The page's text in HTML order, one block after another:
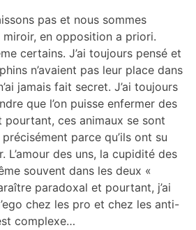
pas et nous sommes
miroir, en opposition a priori.
certains. J’ai toujours pensé et
n’avaient pas leur place dans
jamais fait secret. J’ai toujours
que l’on puisse enfermer des
pourtant, ces animaux se sont
parce qu’ils ont su
L’amour des uns, la cupidité des
souvent dans les deux «
paradoxal et pourtant, j’ai
chez les pro et chez les anti-
complexe…